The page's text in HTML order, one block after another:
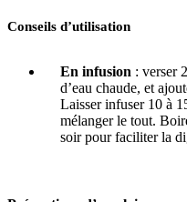
Conseils d’utilisation
En infusion : verser
d’eau chaude, et
Laisser infuser 10 à
mélanger le tout.
soir pour faciliter la